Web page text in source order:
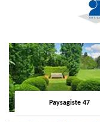
Paysagiste 47